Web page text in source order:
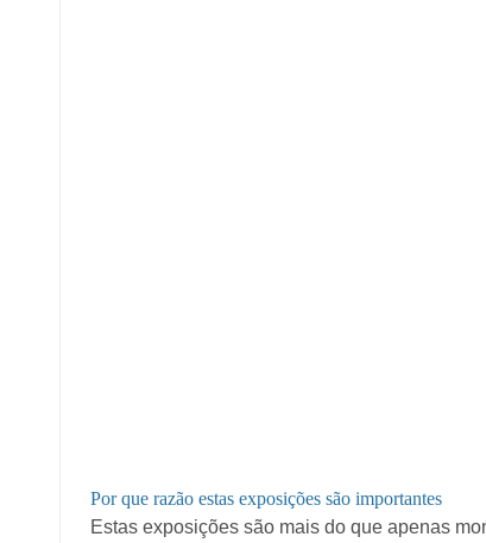
Por que razão estas exposições são importantes
Estas exposições são mais do que apenas